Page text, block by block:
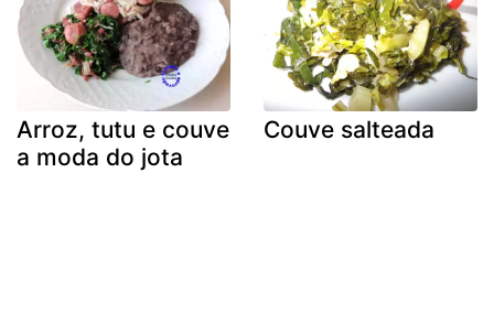
Arroz, tutu e couve
a moda do jota
Couve salteada